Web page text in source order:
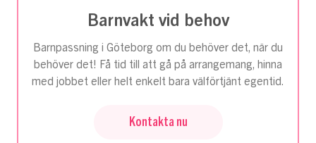
Barnvakt vid behov
Barnpassning i Göteborg om du behöver det, när du
behöver det! Få tid till att gå på arrangemang, hinna
med jobbet eller helt enkelt bara välförtjänt egentid.
Kontakta nu